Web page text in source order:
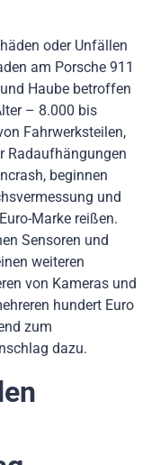
oder Unfällen
am Porsche 911
Haube betroffen
– 8.000 bis
Fahrwerksteilen,
Radaufhängungen
beginnen
und
Marke reißen.
Sensoren und
weiteren
von Kameras und
hundert Euro
zum
dazu.